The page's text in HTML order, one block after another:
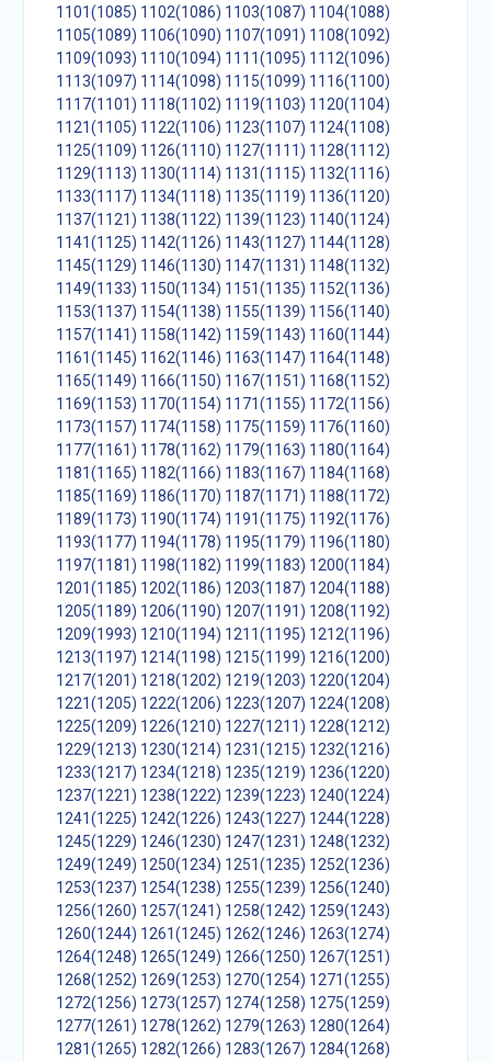
1101(1085) 1102(1086) 1103(1087) 1104(1088)
1105(1089) 1106(1090) 1107(1091) 1108(1092)
1109(1093) 1110(1094) 1111(1095) 1112(1096)
1113(1097) 1114(1098) 1115(1099) 1116(1100)
1117(1101) 1118(1102) 1119(1103) 1120(1104)
1121(1105) 1122(1106) 1123(1107) 1124(1108)
1125(1109) 1126(1110) 1127(1111) 1128(1112)
1129(1113) 1130(1114) 1131(1115) 1132(1116)
1133(1117) 1134(1118) 1135(1119) 1136(1120)
1137(1121) 1138(1122) 1139(1123) 1140(1124)
1141(1125) 1142(1126) 1143(1127) 1144(1128)
1145(1129) 1146(1130) 1147(1131) 1148(1132)
1149(1133) 1150(1134) 1151(1135) 1152(1136)
1153(1137) 1154(1138) 1155(1139) 1156(1140)
1157(1141) 1158(1142) 1159(1143) 1160(1144)
1161(1145) 1162(1146) 1163(1147) 1164(1148)
1165(1149) 1166(1150) 1167(1151) 1168(1152)
1169(1153) 1170(1154) 1171(1155) 1172(1156)
1173(1157) 1174(1158) 1175(1159) 1176(1160)
1177(1161) 1178(1162) 1179(1163) 1180(1164)
1181(1165) 1182(1166) 1183(1167) 1184(1168)
1185(1169) 1186(1170) 1187(1171) 1188(1172)
1189(1173) 1190(1174) 1191(1175) 1192(1176)
1193(1177) 1194(1178) 1195(1179) 1196(1180)
1197(1181) 1198(1182) 1199(1183) 1200(1184)
1201(1185) 1202(1186) 1203(1187) 1204(1188)
1205(1189) 1206(1190) 1207(1191) 1208(1192)
1209(1993) 1210(1194) 1211(1195) 1212(1196)
1213(1197) 1214(1198) 1215(1199) 1216(1200)
1217(1201) 1218(1202) 1219(1203) 1220(1204)
1221(1205) 1222(1206) 1223(1207) 1224(1208)
1225(1209) 1226(1210) 1227(1211) 1228(1212)
1229(1213) 1230(1214) 1231(1215) 1232(1216)
1233(1217) 1234(1218) 1235(1219) 1236(1220)
1237(1221) 1238(1222) 1239(1223) 1240(1224)
1241(1225) 1242(1226) 1243(1227) 1244(1228)
1245(1229) 1246(1230) 1247(1231) 1248(1232)
1249(1249) 1250(1234) 1251(1235) 1252(1236)
1253(1237) 1254(1238) 1255(1239) 1256(1240)
1256(1260) 1257(1241) 1258(1242) 1259(1243)
1260(1244) 1261(1245) 1262(1246) 1263(1274)
1264(1248) 1265(1249) 1266(1250) 1267(1251)
1268(1252) 1269(1253) 1270(1254) 1271(1255)
1272(1256) 1273(1257) 1274(1258) 1275(1259)
1277(1261) 1278(1262) 1279(1263) 1280(1264)
1281(1265) 1282(1266) 1283(1267) 1284(1268)